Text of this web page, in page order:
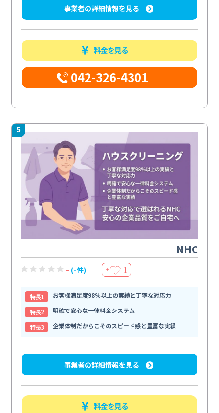
事業者の詳細情報を見る
料金を見る
042-326-4301
5
NHC
- (-件) ＋ 1
特⻑1
お客様満足度98％以上の実績と丁寧な対応力
特⻑2
明確で安心な一律料金システム
特⻑3
企業体制だからこそのスピード感と豊富な実績
事業者の詳細情報を見る
料金を見る